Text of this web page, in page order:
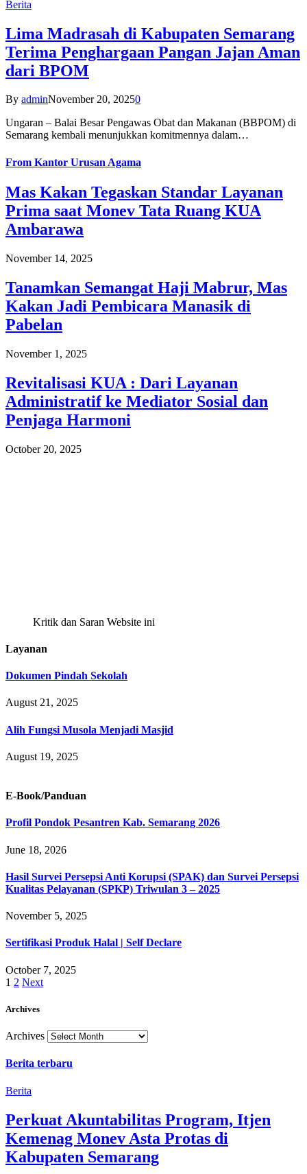
Berita
Lima Madrasah di Kabupaten Semarang
Terima Penghargaan Pangan Jajan Aman
dari BPOM
By adminNovember 20, 20250
Ungaran – Balai Besar Pengawas Obat dan Makanan (BBPOM) di
Semarang kembali menunjukkan komitmennya dalam…
From Kantor Urusan Agama
Mas Kakan Tegaskan Standar Layanan
Prima saat Monev Tata Ruang KUA
Ambarawa
November 14, 2025
Tanamkan Semangat Haji Mabrur, Mas
Kakan Jadi Pembicara Manasik di
Pabelan
November 1, 2025
Revitalisasi KUA : Dari Layanan
Administratif ke Mediator Sosial dan
Penjaga Harmoni
October 20, 2025
Kritik dan Saran Website ini
Layanan
Dokumen Pindah Sekolah
August 21, 2025
Alih Fungsi Musola Menjadi Masjid
August 19, 2025
E-Book/Panduan
Profil Pondok Pesantren Kab. Semarang 2026
June 18, 2026
Hasil Survei Persepsi Anti Korupsi (SPAK) dan Survei Persepsi
Kualitas Pelayanan (SPKP) Triwulan 3 – 2025
November 5, 2025
Sertifikasi Produk Halal | Self Declare
October 7, 2025
1 2 Next
Archives
Archives
Berita terbaru
Berita
Perkuat Akuntabilitas Program, Itjen
Kemenag Monev Asta Protas di
Kabupaten Semarang